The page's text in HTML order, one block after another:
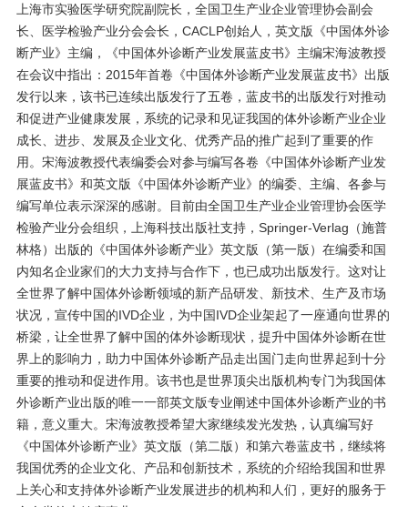
上海市实验医学研究院副院长，全国卫生产业企业管理协会副会
长、医学检验产业分会会长，CACLP创始人，英文版《中国体外诊
断产业》主编，《中国体外诊断产业发展蓝皮书》主编宋海波教授
在会议中指出：2015年首卷《中国体外诊断产业发展蓝皮书》出版
发行以来，该书已连续出版发行了五卷，蓝皮书的出版发行对推动
和促进产业健康发展，系统的记录和见证我国的体外诊断产业企业
成长、进步、发展及企业文化、优秀产品的推广起到了重要的作
用。宋海波教授代表编委会对参与编写各卷《中国体外诊断产业发
展蓝皮书》和英文版《中国体外诊断产业》的编委、主编、各参与
编写单位表示深深的感谢。目前由全国卫生产业企业管理协会医学
检验产业分会组织，上海科技出版社支持，Springer-Verlag（施普
林格）出版的《中国体外诊断产业》英文版（第一版）在编委和国
内知名企业家们的大力支持与合作下，也已成功出版发行。这对让
全世界了解中国体外诊断领域的新产品研发、新技术、生产及市场
状况，宣传中国的IVD企业，为中国IVD企业架起了一座通向世界的
桥梁，让全世界了解中国的体外诊断现状，提升中国体外诊断在世
界上的影响力，助力中国体外诊断产品走出国门走向世界起到十分
重要的推动和促进作用。该书也是世界顶尖出版机构专门为我国体
外诊断产业出版的唯一一部英文版专业阐述中国体外诊断产业的书
籍，意义重大。宋海波教授希望大家继续发光发热，认真编写好
《中国体外诊断产业》英文版（第二版）和第六卷蓝皮书，继续将
我国优秀的企业文化、产品和创新技术，系统的介绍给我国和世界
上关心和支持体外诊断产业发展进步的机构和人们，更好的服务于